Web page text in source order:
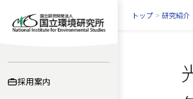
採用案内
トップ > 研究紹介